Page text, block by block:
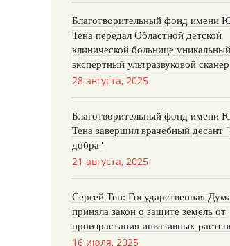
Благотворительный фонд имени
Тена передал Областной детской
клинической больнице уникальный
экспертный ультразвуковой сканер
28 августа, 2025
Благотворительный фонд имени
Тена завершил врачебный десант
добра"
21 августа, 2025
Сергей Тен: Государственная
приняла закон о защите земель от
произрастания инвазивных
16 июля, 2025